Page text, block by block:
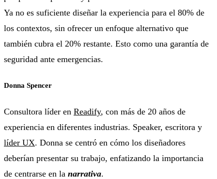
Ya no es suficiente diseñar la experiencia para el 80% de
los contextos, sin ofrecer un enfoque alternativo que
también cubra el 20% restante. Esto como una garantía de
seguridad ante emergencias.
Donna Spencer
Consultora líder en Readify, con más de 20 años de
experiencia en diferentes industrias. Speaker, escritora y
líder UX. Donna se centró en cómo los diseñadores
deberían presentar su trabajo, enfatizando la importancia
de centrarse en la narrativa.